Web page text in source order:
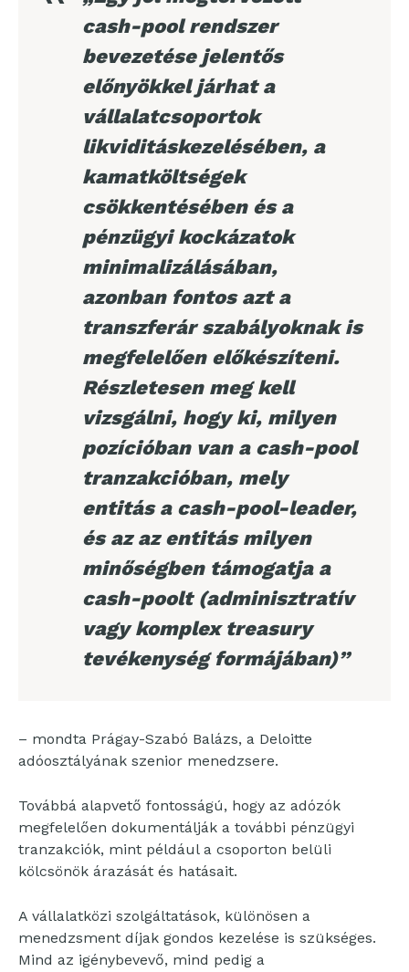
cash-pool rendszer
bevezetése jelentős
előnyökkel járhat a
vállalatcsoportok
likviditáskezelésében, a
kamatköltségek
csökkentésében és a
pénzügyi kockázatok
minimalizálásában,
azonban fontos azt a
transzferár szabályoknak is
megfelelően előkészíteni.
Részletesen meg kell
vizsgálni, hogy ki, milyen
pozícióban van a cash-pool
tranzakcióban, mely
entitás a cash-pool-leader,
és az az entitás milyen
minőségben támogatja a
cash-poolt (adminisztratív
vagy komplex treasury
tevékenység formájában)”
– mondta Prágay-Szabó Balázs, a Deloitte
adóosztályának szenior menedzsere.
Továbbá alapvető fontosságú, hogy az adózók
megfelelően dokumentálják a további pénzügyi
tranzakciók, mint például a csoporton belüli
kölcsönök árazását és hatásait.
A vállalatközi szolgáltatások, különösen a
menedzsment díjak gondos kezelése is szükséges.
Mind az igénybevevő, mind pedig a